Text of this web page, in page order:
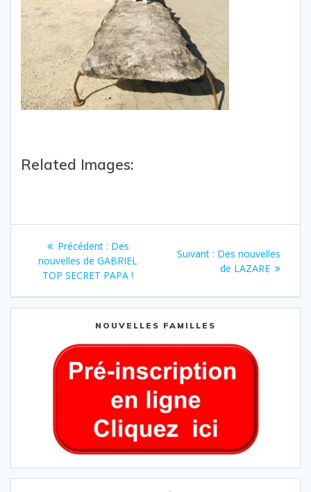
Related Images:
Précédent : Des
nouvelles de GABRIEL
TOP SECRET PAPA !
Suivant : Des nouvelles
de LAZARE
NOUVELLES FAMILLES